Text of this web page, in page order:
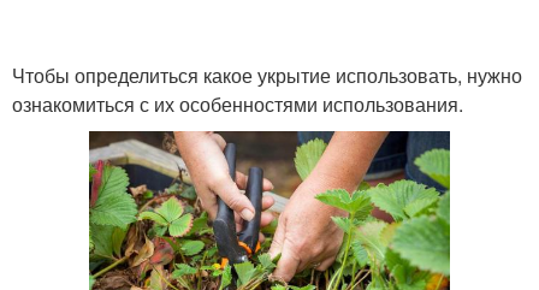
Чтобы определиться какое укрытие использовать, нужно
ознакомиться с их особенностями использования.